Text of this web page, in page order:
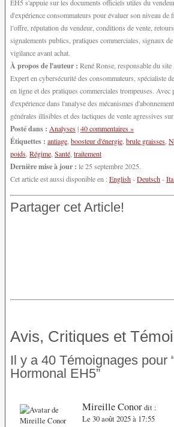
EH5 s'appuie sur les documents officiels utiles du
d'expérience consommateurs pour évaluer son niveau de
l’offre, réputation du vendeur, conditions de vente,
signalements publics, pratiques commerciales, signaux
vigilance avant achat.
À propos de l'auteur : René Ronse, responsable du
Expert en cybersécurité des consommateurs, spécialiste
en ligne et des pratiques commerciales trompeuses. Avec
d'expérience dans l'analyse des mécanismes
générales illisibles et des tactiques de vente agressives
Posté dans : Analyses|40 commentaires »
Étiquettes : antiage boosteur d'énergie brule graisses
poids Régime Santé traitement
Dernière mise à jour : le 25 septembre 2025.
Cet article est aussi disponible en :English-Deutsch-
Partager cet Article!
Avis, Critiques et
Il y a 40 Témoignages pour
Hormonal EH5”
Mireille Conordit :
Le 30 août 2025 à 17:55